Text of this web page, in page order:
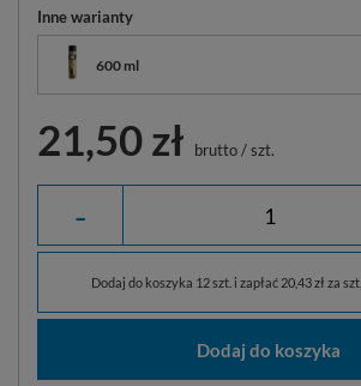
Inne warianty
600 ml
21,50 zł brutto/szt.
-
Dodaj do koszyka 12 szt. i zapłać 20,43 zł za szt.
Dodaj do koszyka